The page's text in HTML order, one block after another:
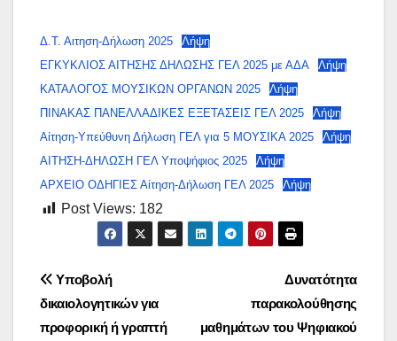
Δ.Τ. Αιτηση-Δήλωση 2025
Λήψη
ΕΓΚΥΚΛΙΟΣ ΑΙΤΗΣΗΣ ΔΗΛΩΣΗΣ ΓΕΛ 2025 με ΑΔΑ
Λήψη
ΚΑΤΑΛΟΓΟΣ ΜΟΥΣΙΚΩΝ ΟΡΓΑΝΩΝ 2025
Λήψη
ΠΙΝΑΚΑΣ ΠΑΝΕΛΛΑΔΙΚΕΣ ΕΞΕΤΑΣΕΙΣ ΓΕΛ 2025
Λήψη
Αίτηση-Υπεύθυνη Δήλωση ΓΕΛ για 5 ΜΟΥΣΙΚΑ 2025
Λήψη
ΑΙΤΗΣΗ-ΔΗΛΩΣΗ ΓΕΛ Υποψήφιος 2025
Λήψη
ΑΡΧΕΙΟ ΟΔΗΓΙΕΣ Αίτηση-Δήλωση ΓΕΛ 2025
Λήψη
Post Views: 182
Πλοήγηση
άρθρων
Δυνατότητα
παρακολούθησης
μαθημάτων του Ψηφιακού
Υποβολή
δικαιολογητικών για
προφορική ή γραπτή